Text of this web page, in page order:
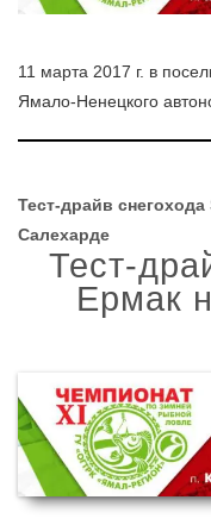
11 марта 2017 г. в
Ямало-Ненецкого
Тест-драйв
Салехарде
Тест-
Ермак